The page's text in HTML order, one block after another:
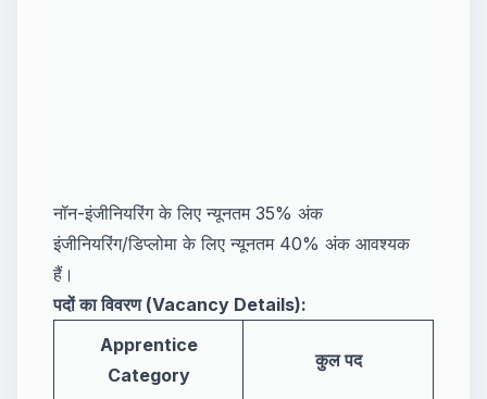
नॉन-इंजीनियरिंग के लिए न्यूनतम 35% अंक
इंजीनियरिंग/डिप्लोमा के लिए न्यूनतम 40% अंक आवश्यक
हैं।
पदों का विवरण (Vacancy Details):
Apprentice
Category
कुल पद